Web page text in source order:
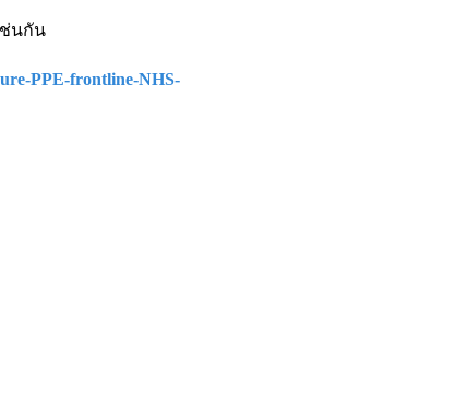
ช่นกัน
PPE-frontline-NHS-